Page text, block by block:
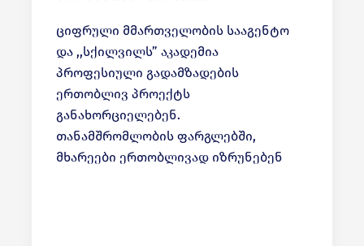
ციფრული მმართველობის სააგენტო
და ,,სქილვილს” აკადემია
პროფესიული გადამზადების
ერთობლივ პროექტს
განახორციელებენ.
თანამშრომლობის ფარგლებში,
მხარეები ერთობლივად იზრუნებენ